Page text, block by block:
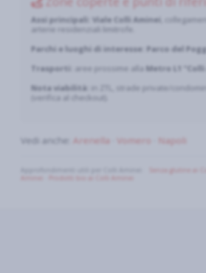
Assi principali: Viale Colli Aminei ,
arterie residenziali limitrofe.
Parchi e luoghi di interesse: Parco del
Trasporti:
aree prossime alla Metro L1 “Colli
Nota viabilità:
in ZTL, strade private/
(verifica al checkout).
Vedi anche: Arenella Vomero Napoli